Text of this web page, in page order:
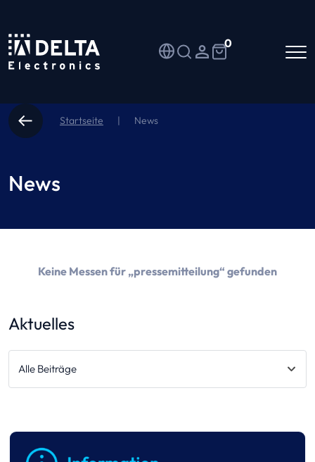
0
Startseite | News
News
Keine Messen für „pressemitteilung“ gefunden
Aktuelles
Alle Beiträge